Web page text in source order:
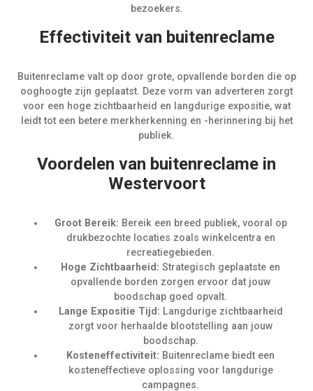
bezoekers.
Effectiviteit van buitenreclame
Buitenreclame valt op door grote, opvallende borden die op
ooghoogte zijn geplaatst. Deze vorm van adverteren zorgt
voor een hoge zichtbaarheid en langdurige expositie, wat
leidt tot een betere merkherkenning en -herinnering bij het
publiek.
Voordelen van buitenreclame in
Westervoort
Groot Bereik: Bereik een breed publiek, vooral op
drukbezochte locaties zoals winkelcentra en
recreatiegebieden.
Hoge Zichtbaarheid: Strategisch geplaatste en
opvallende borden zorgen ervoor dat jouw
boodschap goed opvalt.
Lange Expositie Tijd: Langdurige zichtbaarheid
zorgt voor herhaalde blootstelling aan jouw
boodschap.
Kosteneffectiviteit: Buitenreclame biedt een
kosteneffectieve oplossing voor langdurige
campagnes.